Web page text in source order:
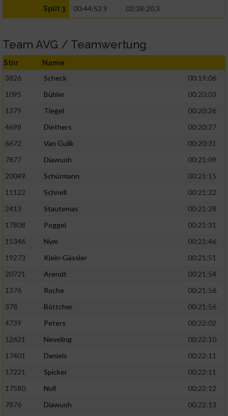
Split 3 00:44:52.9 02:38:20.3
Team AVG / Teamwertung
Stnr Name
3826 Scheck
00:19:06
1095
Bühler
00:20:03
1379
Tiegel
00:20:26
4698
Diethers
00:20:27
6672
Van Gulik
00:20:31
7877
Diawuoh
00:21:09
20049
Schürmann
00:21:15
11122
Schnell
00:21:22
2413
Stautemas
00:21:28
17808
Poggel
00:21:31
15346
Nym
00:21:46
19273
Klein-Gässler
00:21:51
20721
Arendt
00:21:54
1376
Roche
00:21:56
378
Böttcher
00:21:56
4739
Peters
00:22:02
12621
Neveling
00:22:10
17401
Daniels
00:22:11
17221
Spicker
00:22:11
17580
Noll
00:22:12
7876
Diawuoh
00:22:13